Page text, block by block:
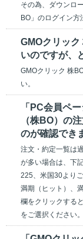
その為、ダウンロ
BO」のログイン方
GMOクリッ
いのですが、
GMOクリック 株
い。
「PC会員ペ
（株BO）の
のが確認でき
注文・約定一覧は
が多い場合は、下
225、米国30より
満期（ヒット）、
欄をクリックする
をご選択ください。